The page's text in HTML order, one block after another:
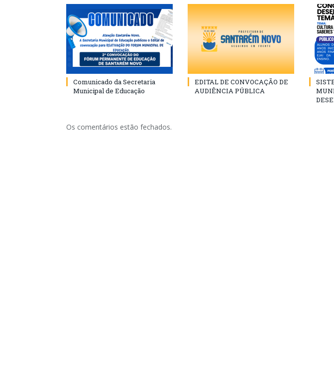
Comunicado da Secretaria
Municipal de Educação
EDITAL DE CONVOCAÇÃO DE
AUDIÊNCIA PÚBLICA
Os comentários estão fechados.